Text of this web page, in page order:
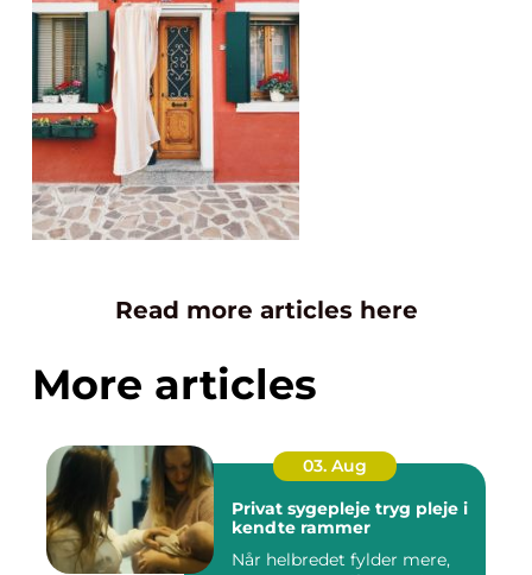
Read more articles here
More articles
03. Aug
Privat sygepleje tryg pleje i
kendte rammer
Når helbredet fylder mere,